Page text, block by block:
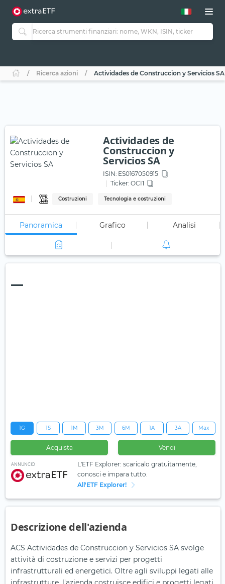
Ricerca azioni Actividades de Construccion y Servicios SA
Actividades de
Construccion y
Servicios SA
ISIN: ES0167050915
Ticker: OCI1
Costruzioni Tecnologia e costruzioni
Panoramica Grafico Analisi
—
1G 1S 1M 3M 6M 1A 3A Max
Acquista Vendi
ANNUNCIO
L'ETF Explorer: scaricalo gratuitamente,
conosci e impara tutto.
All'ETF Explorer!
Descrizione dell'azienda
ACS Actividades de Construccion y Servicios SA svolge
attività di costruzione e servizi per progetti
infrastrutturali ed energetici. Oltre agli sviluppi legati alle